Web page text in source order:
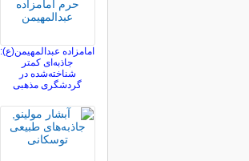
امامزاده عبدالمهیمن(ع):
جاذبه‌ای کمتر
شناخته‌شده در
گردشگری مذهبی